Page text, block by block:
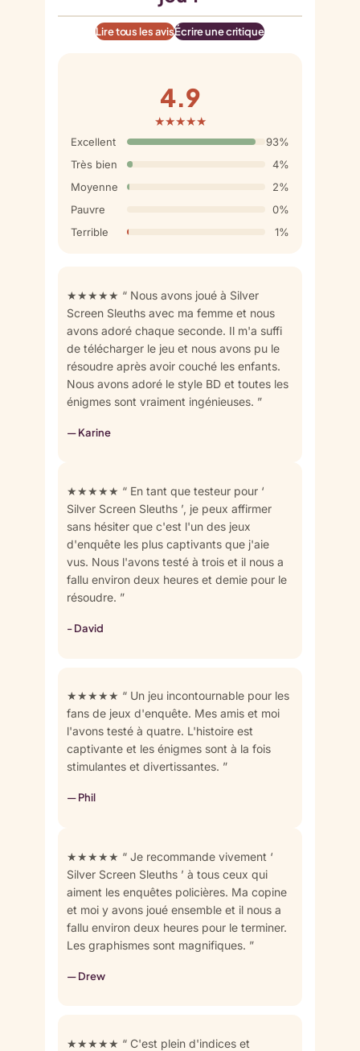
Lire tous les avisÉcrire une critique
4.9
★★★★★
Excellent
93%
Très bien
4%
Moyenne
2%
Pauvre
0%
Terrible
1%
★★★★★ “ Nous avons joué à Silver
Screen Sleuths avec ma femme et nous
avons adoré chaque seconde. Il m'a suffi
de télécharger le jeu et nous avons pu le
résoudre après avoir couché les enfants.
Nous avons adoré le style BD et toutes les
énigmes sont vraiment ingénieuses. ”
— Karine
★★★★★ “ En tant que testeur pour ‘
Silver Screen Sleuths ’, je peux affirmer
sans hésiter que c'est l'un des jeux
d'enquête les plus captivants que j'aie
vus. Nous l'avons testé à trois et il nous a
fallu environ deux heures et demie pour le
résoudre. ”
- David
★★★★★ “ Un jeu incontournable pour les
fans de jeux d'enquête. Mes amis et moi
l'avons testé à quatre. L'histoire est
captivante et les énigmes sont à la fois
stimulantes et divertissantes. ”
— Phil
★★★★★ “ Je recommande vivement ‘
Silver Screen Sleuths ’ à tous ceux qui
aiment les enquêtes policières. Ma copine
et moi y avons joué ensemble et il nous a
fallu environ deux heures pour le terminer.
Les graphismes sont magnifiques. ”
— Drew
★★★★★ “ C'est plein d'indices et